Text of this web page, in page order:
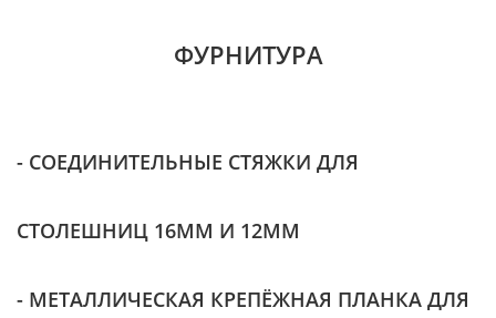
ФУРНИТУРА
- СОЕДИНИТЕЛЬНЫЕ СТЯЖКИ ДЛЯ
СТОЛЕШНИЦ 16ММ И 12ММ
- МЕТАЛЛИЧЕСКАЯ КРЕПЁЖНАЯ ПЛАНКА ДЛЯ